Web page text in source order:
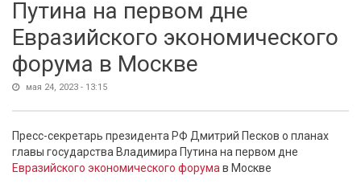
Путина на первом дне
Евразийского экономического
форума в Москве
мая 24, 2023 - 13:15
Пресс-секретарь президента РФ Дмитрий Песков о планах
главы государства Владимира Путина на первом дне
Евразийского экономического форума в Москве